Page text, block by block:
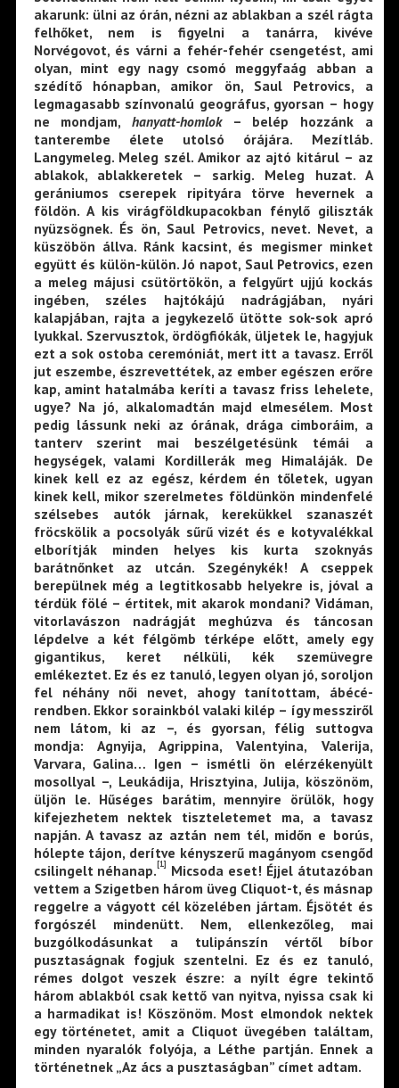
akarunk: ülni az órán, nézni az ablakban a szél rágta
felhőket, nem is figyelni a tanárra, kivéve
Norvégovot, és várni a fehér-fehér csengetést, ami
olyan, mint egy nagy csomó meggyfaág abban a
szédítő hónapban, amikor ön, Saul Petrovics, a
legmagasabb színvonalú geográfus, gyorsan – hogy
ne mondjam, hanyatt-homlok– belép hozzánk a
tanterembe élete utolsó órájára. Mezítláb.
Langymeleg. Meleg szél. Amikor az ajtó kitárul – az
ablakok, ablakkeretek – sarkig. Meleg huzat. A
gerániumos cserepek ripityára törve hevernek a
földön. A kis virágföldkupacokban fénylő giliszták
nyüzsögnek. És ön, Saul Petrovics, nevet. Nevet, a
küszöbön állva. Ránk kacsint, és megismer minket
együtt és külön-külön. Jó napot, Saul Petrovics, ezen
a meleg májusi csütörtökön, a felgyűrt ujjú kockás
ingében, széles hajtókájú nadrágjában, nyári
kalapjában, rajta a jegykezelő ütötte sok-sok apró
lyukkal. Szervusztok, ördögfiókák, üljetek le, hagyjuk
ezt a sok ostoba ceremóniát, mert itt a tavasz. Erről
jut eszembe, észrevettétek, az ember egészen erőre
kap, amint hatalmába keríti a tavasz friss lehelete,
ugye? Na jó, alkalomadtán majd elmesélem. Most
pedig lássunk neki az órának, drága cimboráim, a
tanterv szerint mai beszélgetésünk témái a
hegységek, valami Kordillerák meg Himaláják. De
kinek kell ez az egész, kérdem én tőletek, ugyan
kinek kell, mikor szerelmetes földünkön mindenfelé
szélsebes autók járnak, kerekükkel szanaszét
fröcskölik a pocsolyák sűrű vizét és e kotyvalékkal
elborítják minden helyes kis kurta szoknyás
barátnőnket az utcán. Szegénykék! A cseppek
berepülnek még a legtitkosabb helyekre is, jóval a
térdük fölé – értitek, mit akarok mondani? Vidáman,
vitorlavászon nadrágját meghúzva és táncosan
lépdelve a két félgömb térképe előtt, amely egy
gigantikus, keret nélküli, kék szemüvegre
emlékeztet. Ez és ez tanuló, legyen olyan jó, soroljon
fel néhány női nevet, ahogy tanítottam, ábécé-
rendben. Ekkor sorainkból valaki kilép – így messziről
nem látom, ki az –, és gyorsan, félig suttogva
mondja: Agnyija, Agrippina, Valentyina, Valerija,
Varvara, Galina… Igen – ismétli ön elérzékenyült
mosollyal –, Leukádija, Hrisztyina, Julija, köszönöm,
üljön le. Hűséges barátim, mennyire örülök, hogy
kifejezhetem nektek tiszteletemet ma, a tavasz
napján. A tavasz az aztán nem tél, midőn e borús,
hólepte tájon, derítve kényszerű magányom csengőd
csilingelt néhanap.[1]
Micsoda eset! Éjjel átutazóban
vettem a Szigetben három üveg Cliquot-t, és másnap
reggelre a vágyott cél közelében jártam. Éjsötét és
forgószél mindenütt. Nem, ellenkezőleg, mai
buzgólkodásunkat a tulipánszín vértől bíbor
pusztaságnak fogjuk szentelni. Ez és ez tanuló,
rémes dolgot veszek észre: a nyílt égre tekintő
három ablakból csak kettő van nyitva, nyissa csak ki
a harmadikat is! Köszönöm. Most elmondok nektek
egy történetet, amit a Cliquot üvegében találtam,
minden nyaralók folyója, a Léthe partján. Ennek a
történetnek „Az ács a pusztaságban” címet adtam.